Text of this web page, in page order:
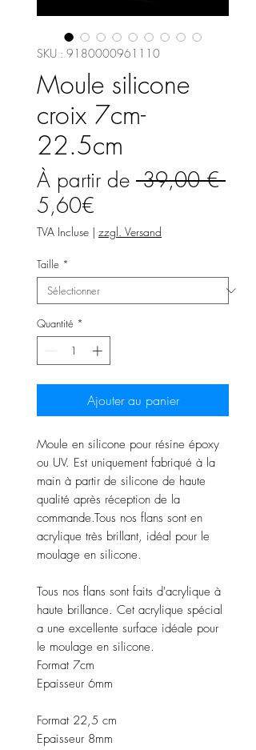
SKU : 9180000961110
Moule silicone
croix 7cm-
22.5cm
À partir de 39,00 € Prix
5,60€
promotionnel
TVA Incluse | zzgl. Versand
Taille *
Quantité *
Ajouter au panier
Moule en silicone pour résine époxy
ou UV. Est uniquement fabriqué à la
main à partir de silicone de haute
qualité après réception de la
commande.Tous nos flans sont en
acrylique très brillant, idéal pour le
moulage en silicone.
Tous nos flans sont faits d'acrylique à
haute brillance. Cet acrylique spécial
a une excellente surface idéale pour
le moulage en silicone.
Format 7cm
Epaisseur 6mm
Format 22,5 cm
Epaisseur 8mm